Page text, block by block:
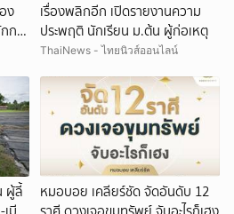
ง
การ
เรื่องพลิกอีก เปิดรายงานความ
ประพฤติ นักเรียน ม.ต้น ผู้ก่อเหตุ
ThaiNews - ไทยนิวส์ออนไลน์
ผู้ลี้
หมอบอย เคลียร์ชัด จัดอันดับ 12